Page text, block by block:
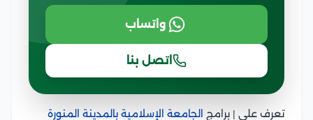
واتساب
اتصل بنا
تعرف على | برامج
الجامعة الإسلامية بالمدينة المنورة